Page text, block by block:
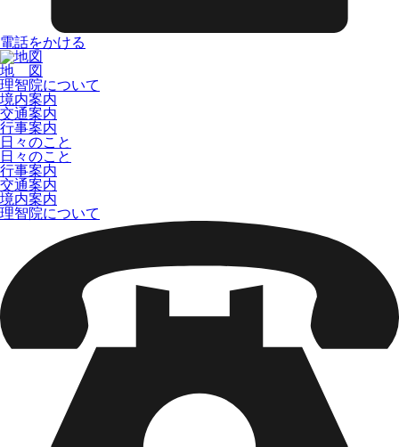
電話をかける
地 図
理智院について
境内案内
交通案内
行事案内
日々のこと
日々のこと
行事案内
交通案内
境内案内
理智院について